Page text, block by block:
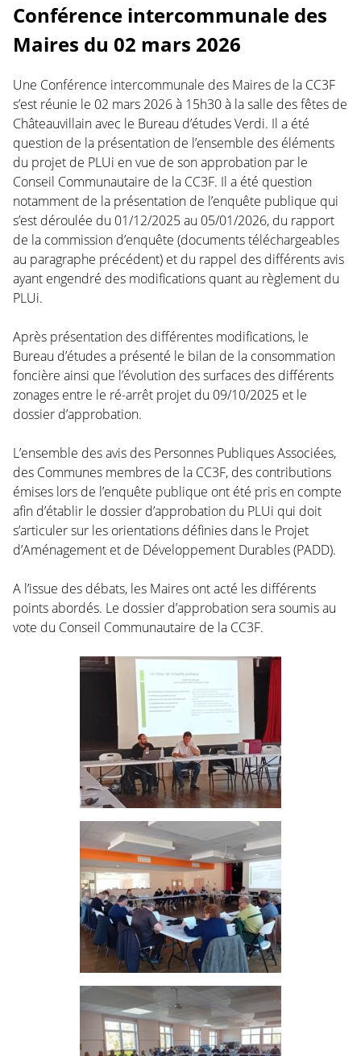
Conférence intercommunale des
Maires du 02 mars 2026
Une Conférence intercommunale des Maires de la CC3F
s’est réunie le 02 mars 2026 à 15h30 à la salle des fêtes de
Châteauvillain avec le Bureau d’études Verdi. Il a été
question de la présentation de l’ensemble des éléments
du projet de PLUi en vue de son approbation par le
Conseil Communautaire de la CC3F. Il a été question
notamment de la présentation de l’enquête publique qui
s’est déroulée du 01/12/2025 au 05/01/2026, du rapport
de la commission d’enquête (documents téléchargeables
au paragraphe précédent) et du rappel des différents avis
ayant engendré des modifications quant au règlement du
PLUi.
Après présentation des différentes modifications, le
Bureau d’études a présenté le bilan de la consommation
foncière ainsi que l’évolution des surfaces des différents
zonages entre le ré-arrêt projet du 09/10/2025 et le
dossier d’approbation.
L’ensemble des avis des Personnes Publiques Associées,
des Communes membres de la CC3F, des contributions
émises lors de l’enquête publique ont été pris en compte
afin d’établir le dossier d’approbation du PLUi qui doit
s’articuler sur les orientations définies dans le Projet
d’Aménagement et de Développement Durables (PADD).
A l’issue des débats, les Maires ont acté les différents
points abordés. Le dossier d’approbation sera soumis au
vote du Conseil Communautaire de la CC3F.